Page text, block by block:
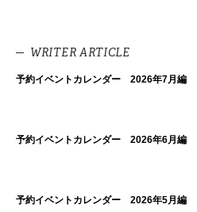
WRITER ARTICLE
予約イベントカレンダー 2026年7月編
予約イベントカレンダー 2026年6月編
予約イベントカレンダー 2026年5月編